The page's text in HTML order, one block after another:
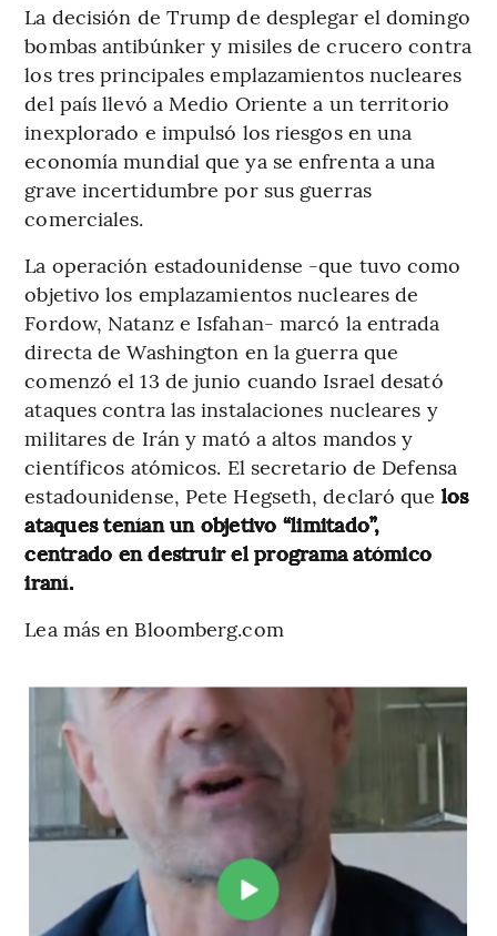
La decisión de Trump de desplegar el domingo
bombas antibúnker y misiles de crucero contra
los tres principales emplazamientos nucleares
del país llevó a Medio Oriente a un territorio
inexplorado e impulsó los riesgos en una
economía mundial que ya se enfrenta a una
grave incertidumbre por sus guerras
comerciales.
La operación estadounidense -que tuvo como
objetivo los emplazamientos nucleares de
Fordow, Natanz e Isfahan- marcó la entrada
directa de Washington en la guerra que
comenzó el 13 de junio cuando Israel desató
ataques contra las instalaciones nucleares y
militares de Irán y mató a altos mandos y
científicos atómicos. El secretario de Defensa
estadounidense, Pete Hegseth, declaró que los
ataques tenían un objetivo “limitado”,
centrado en destruir el programa atómico
iraní.
Lea más en Bloomberg.com